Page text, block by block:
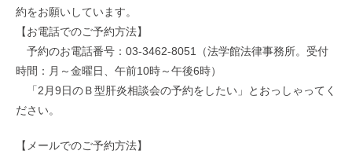
約をお願いしています。
【お電話でのご予約方法】
予約のお電話番号：03-3462-8051（法学館法律事務所。受付
時間：月～金曜日、午前10時～午後6時）
「2月9日のＢ型肝炎相談会の予約をしたい」とおっしゃってく
ださい。
【メールでのご予約方法】